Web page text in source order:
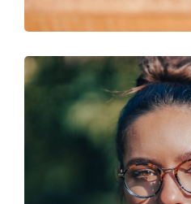
Код: